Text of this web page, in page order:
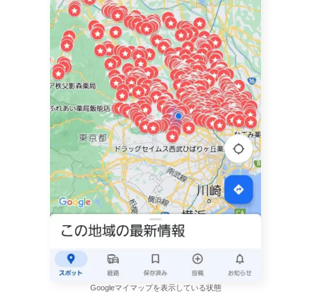
Googleマイマップを表示している状態